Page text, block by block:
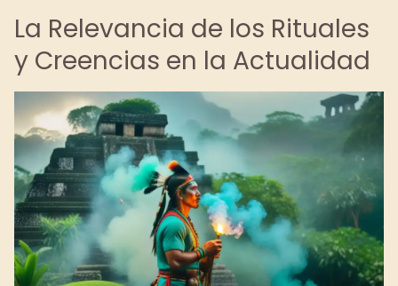
La Relevancia de los Rituales
y Creencias en la Actualidad